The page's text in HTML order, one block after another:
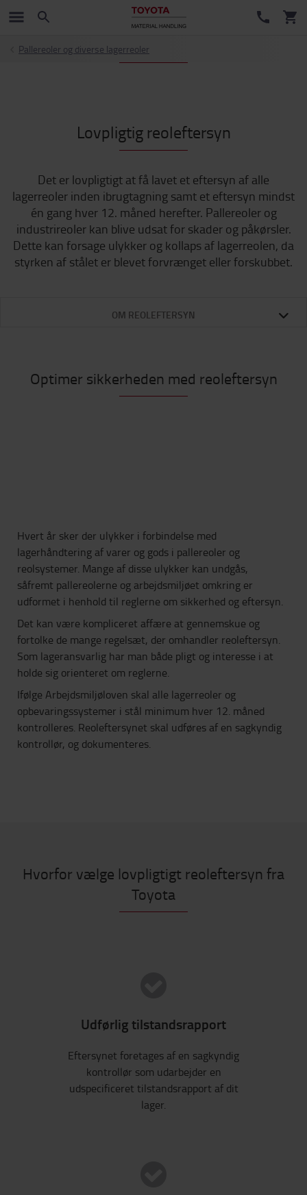
Pallereoler og diverse lagerreoler
Lovpligtig reoleftersyn
Det er lovpligtigt at få lavet et eftersyn af alle
lagerreoler inden ibrugtagning samt et eftersyn mindst
én gang hver 12. måned herefter. Pallereoler og
industrireoler kan blive udsat for skader og påkørsler.
Dette kan forsage ulykker og kollaps af lagerreolen, da
styrken af stålet er blevet forvrænget eller forskubbet.
OM REOLEFTERSYN
Optimer sikkerheden med reoleftersyn
Hvert år sker der ulykker i forbindelse med
lagerhåndtering af varer og gods i pallereoler og
reolsystemer. Mange af disse ulykker kan undgås,
såfremt pallereolerne og arbejdsmiljøet omkring er
udformet i henhold til reglerne om sikkerhed og eftersyn.
Det kan være kompliceret affære at gennemskue og
fortolke de mange regelsæt, der omhandler reoleftersyn.
Som lageransvarlig har man både pligt og interesse i at
holde sig orienteret om reglerne.
Ifølge Arbejdsmiljøloven skal alle lagerreoler og
opbevaringssystemer i stål minimum hver 12. måned
kontrolleres. Reoleftersynet skal udføres af en sagkyndig
kontrollør, og dokumenteres.
Hvorfor vælge lovpligtigt reoleftersyn fra
Toyota
Udførlig tilstandsrapport
Eftersynet foretages af en sagkyndig
kontrollør som udarbejder en
udspecificeret tilstandsrapport af dit
lager.